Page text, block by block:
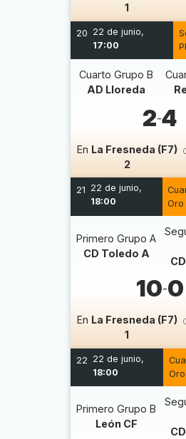
1
20 22 de junio,
17:00
Cuarto Grupo B
AD Lloreda
2-4
En La Fresneda (F7)
2
21 22 de junio,
18:00
Oro
Primero Grupo A
CD Toledo A
10-0
En La Fresneda (F7)
1
22 22 de junio,
18:00
Oro
Primero Grupo B
León CF